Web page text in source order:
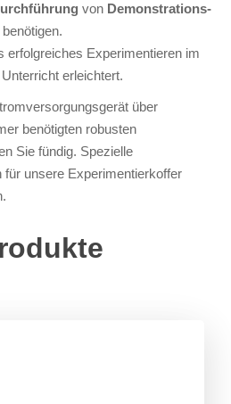
von Demonstrations-
erfolgreiches Experimentieren im
erleichtert.
über
benötigten robusten
Sie fündig. Spezielle
für unsere Experimentierkoffer